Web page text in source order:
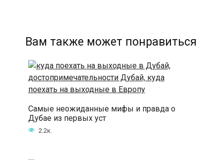
Вам также может понравиться
Самые неожиданные мифы и правда о
Дубае из первых уст
2.2к.